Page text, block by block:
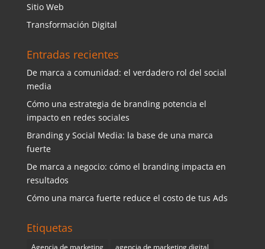
Sitio Web
Transformación Digital
Entradas recientes
De marca a comunidad: el verdadero rol del social
media
Cómo una estrategia de branding potencia el
impacto en redes sociales
Branding y Social Media: la base de una marca
fuerte
De marca a negocio: cómo el branding impacta en
resultados
Cómo una marca fuerte reduce el costo de tus Ads
Etiquetas
Agencia de marketing
agencia de marketing digital